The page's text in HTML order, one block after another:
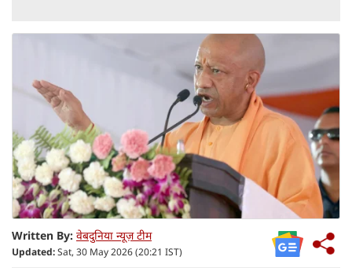
Written By: वेबदुनिया न्यूज़ टीम
Updated:Sat, 30 May 2026 (20:21 IST)